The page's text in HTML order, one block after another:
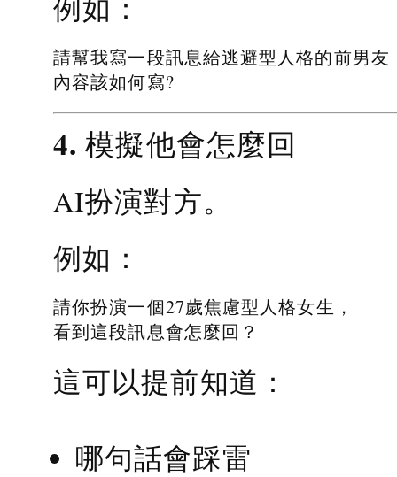
請幫我寫一段訊息給逃避型人格的前男友
內容該如何寫?
4. 模擬他會怎麼回
AI扮演對方。
例如：
請你扮演一個27歲焦慮型人格女生，
看到這段訊息會怎麼回？
這可以提前知道：
哪句話會踩雷